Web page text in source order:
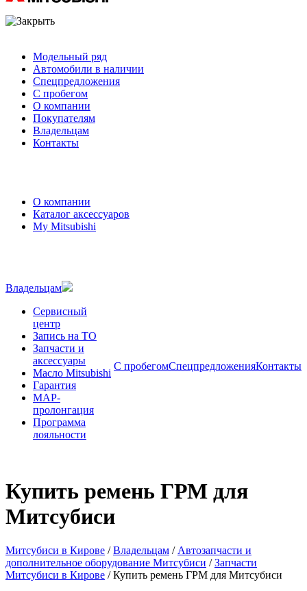
Модельный ряд
Автомобили в наличии
Спецпредложения
С пробегом
О компании
Покупателям
Владельцам
Контакты
О компании
Каталог аксессуаров
My Mitsubishi
Владельцам
Сервисный
центр
Запись на ТО
Запчасти и
аксессуары
Масло Mitsubishi
Гарантия
MAP-
пролонгация
Программа
лояльности
С пробегомСпецпредложенияКонтакты
Купить ремень ГРМ для
Митсубиси
Митсубиси в Кирове / Владельцам / Автозапчасти и
дополнительное оборудование Митсубиси / Запчасти
Митсубиси в Кирове /Купить ремень ГРМ для Митсубиси